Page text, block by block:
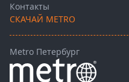
Контакты
СКАЧАЙ METRO
Metro Петербург